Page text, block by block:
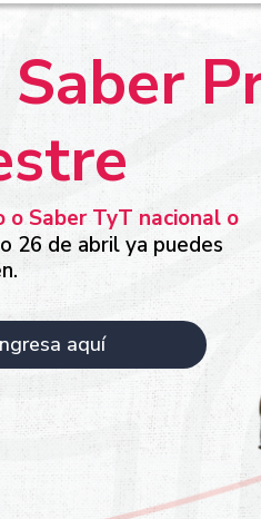
aquí
o Saber TyT nacional o
26 de abril ya puedes